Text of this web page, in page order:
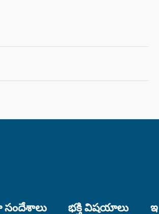
భక్తి విషయాలు ఇ